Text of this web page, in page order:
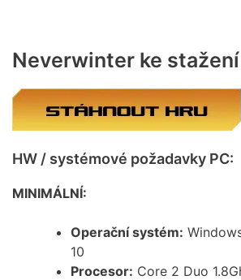
Neverwinter ke
HW / systémové požadavky PC:
MINIMÁLNÍ:
Operační systém:
10
Procesor: Core 2 Duo